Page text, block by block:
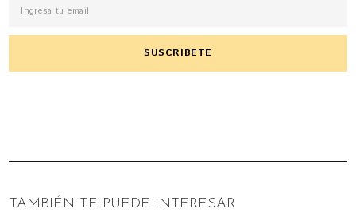
TAMBIÉN TE PUEDE INTERESAR